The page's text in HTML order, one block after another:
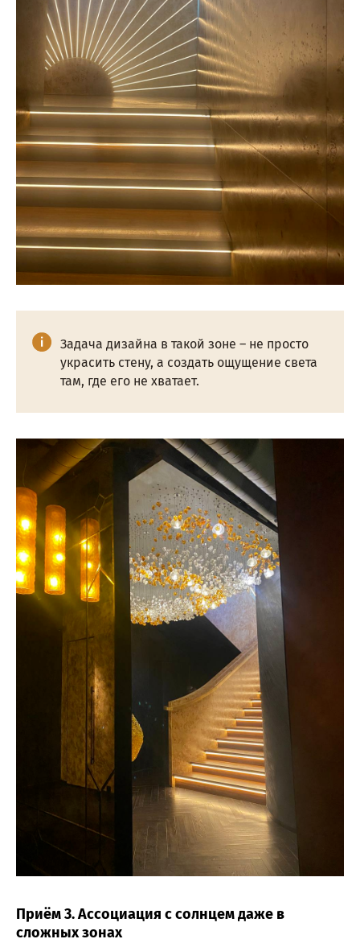
Задача дизайна в такой зоне – не просто
украсить стену, а создать ощущение света
там, где его не хватает.
Приём 3. Ассоциация с солнцем даже в
сложных зонах